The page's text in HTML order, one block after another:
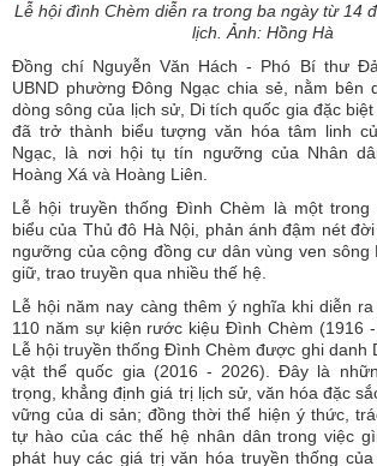
Lễ hội đình Chèm diễn ra trong ba ngày từ 14
lịch. Ảnh: Hồng Hà
Đồng chí Nguyễn Văn Hách - Phó Bí thư
UBND phường Đông Ngạc chia sẻ, nằm bên
dòng sông của lịch sử, Di tích quốc gia đặc
đã trở thành biểu tượng văn hóa tâm linh
Ngạc, là nơi hội tụ tín ngưỡng của Nhân
Hoàng Xá và Hoàng Liên.
Lễ hội truyền thống Đình Chèm là một
biểu của Thủ đô Hà Nội, phản ánh đậm nét
ngưỡng của cộng đồng cư dân vùng ven sông
giữ, trao truyền qua nhiều thế hệ.
Lễ hội năm nay càng thêm ý nghĩa khi diễn
110 năm sự kiện rước kiệu Đình Chèm (1916
Lễ hội truyền thống Đình Chèm được ghi danh
vật thể quốc gia (2016 - 2026). Đây là
trọng, khẳng định giá trị lịch sử, văn hóa đặc
vững của di sản; đồng thời thể hiện ý thức,
tự hào của các thế hệ nhân dân trong việc
phát huy các giá trị văn hóa truyền thống